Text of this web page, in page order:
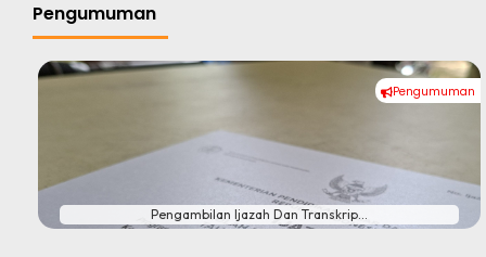
Pengumuman
Pengumuman
#
Pengambilan Ijazah Dan Transkrip...